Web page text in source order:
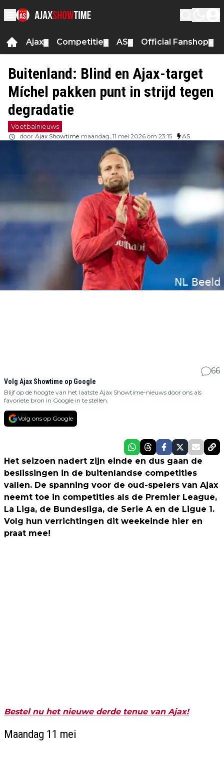
Ajax Competitie AS Official Fanshop
Buitenland: Blind en Ajax-target
Míchel pakken punt in strijd tegen
degradatie
Voetbalnieuws
door Ajax Showtime maandag, 11 mei 2026 om 23:15 AS
66
Volg Ajax Showtime op Google
Blijf op de hoogte van het laatste Ajax Showtime-nieuws door ons als
favoriete bron in Google in te stellen.
Volg ons op Google
Het seizoen nadert zijn einde en dus gaan de
beslissingen in de buitenlandse competities
vallen. De spanning voor de oud-spelers van Ajax
neemt toe in competities als de Premier League,
La Liga, de Bundesliga, de Serie A en de Ligue 1.
Volg hun verrichtingen dit weekeinde hier en
praat mee!
Bestel nu het nieuwe derde tenue van Ajax!
Maandag 11 mei